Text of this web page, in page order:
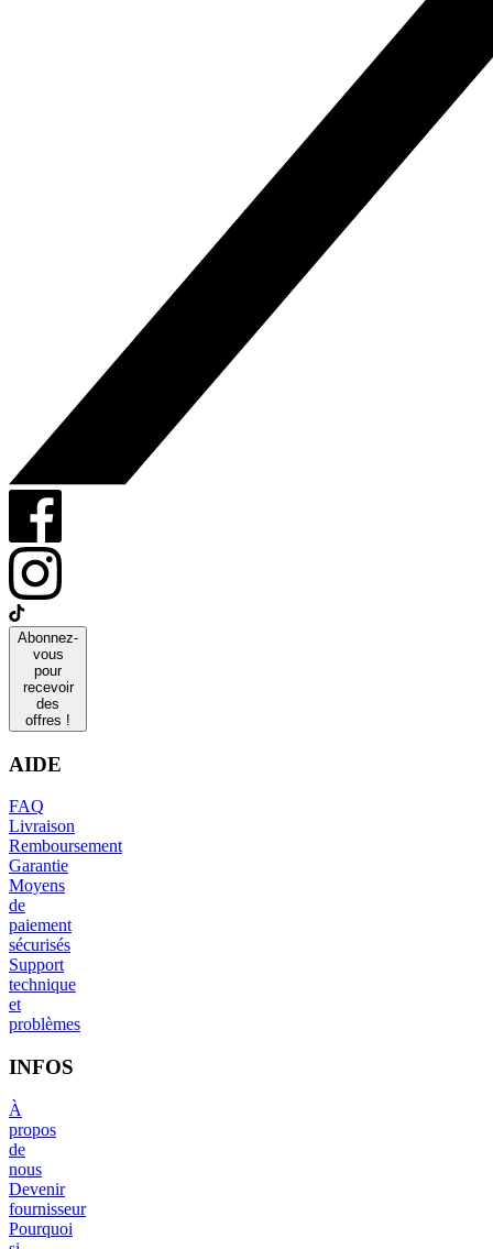
Abonnez-
vous
pour
recevoir
des
offres !
AIDE
FAQ
Livraison
Remboursement
Garantie
Moyens
de
paiement
sécurisés
Support
technique
et
problèmes
INFOS
À
propos
de
nous
Devenir
fournisseur
Pourquoi